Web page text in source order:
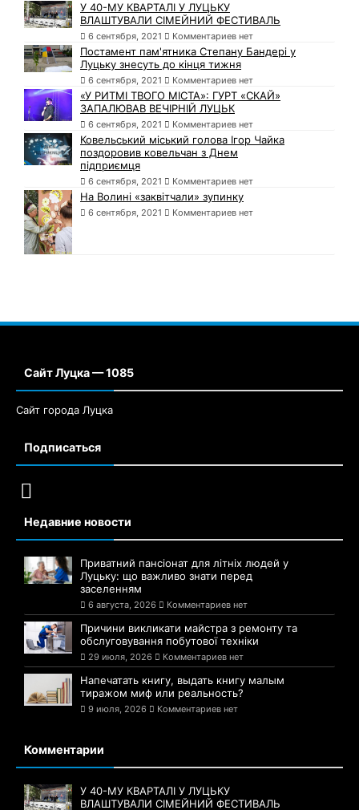
У 40-МУ КВАРТАЛІ У ЛУЦЬКУ
ВЛАШТУВАЛИ СІМЕЙНИЙ ФЕСТИВАЛЬ
6 сентября, 2021 Комментариев нет
Постамент пам'ятника Степану Бандері у
Луцьку знесуть до кінця тижня
6 сентября, 2021 Комментариев нет
«У РИТМІ ТВОГО МІСТА»: ГУРТ «СКАЙ»
ЗАПАЛЮВАВ ВЕЧІРНІЙ ЛУЦЬК
6 сентября, 2021 Комментариев нет
Ковельський міський голова Ігор Чайка
поздоровив ковельчан з Днем
підприємця
6 сентября, 2021 Комментариев нет
На Волині «заквітчали» зупинку
6 сентября, 2021 Комментариев нет
Сайт Луцка — 1085
Сайт города Луцка
Подписаться
Недавние новости
Приватний пансіонат для літніх людей у
Луцьку: що важливо знати перед
заселенням
6 августа, 2026 Комментариев нет
Причини викликати майстра з ремонту та
обслуговування побутової техніки
29 июля, 2026 Комментариев нет
Напечатать книгу, выдать книгу малым
тиражом миф или реальность?
9 июля, 2026 Комментариев нет
Комментарии
У 40-МУ КВАРТАЛІ У ЛУЦЬКУ
ВЛАШТУВАЛИ СІМЕЙНИЙ ФЕСТИВАЛЬ